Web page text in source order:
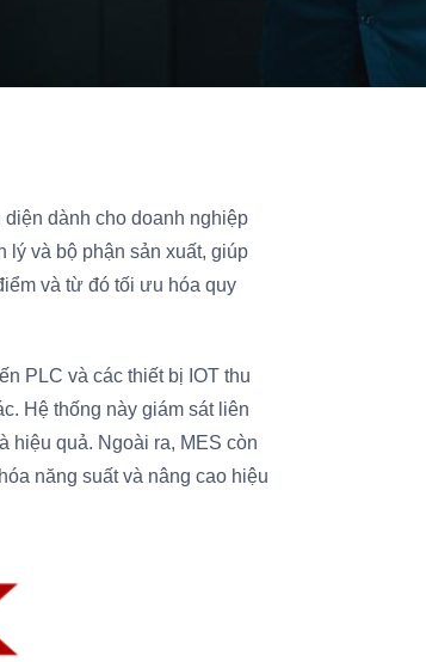
diện dành cho doanh nghiệp
lý và bộ phận sản xuất, giúp
và từ đó tối ưu hóa quy
PLC và các thiết bị IOT thu
Hệ thống này giám sát liên
hiệu quả. Ngoài ra, MES còn
năng suất và nâng cao hiệu